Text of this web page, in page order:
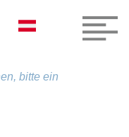
bitte ein